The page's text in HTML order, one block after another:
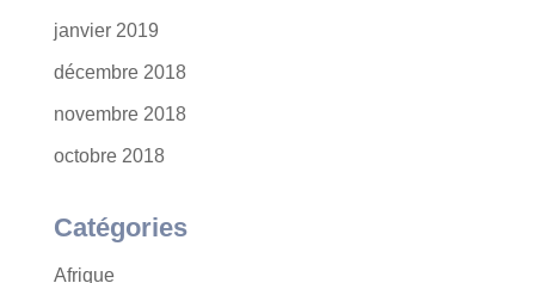
janvier 2019
décembre 2018
novembre 2018
octobre 2018
Catégories
Afrique